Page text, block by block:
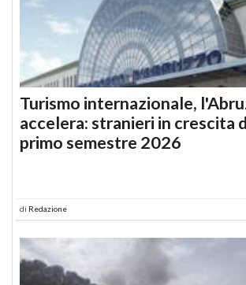
Turismo internazionale,
accelera: stranieri in crescita
primo semestre 2026
di Redazione